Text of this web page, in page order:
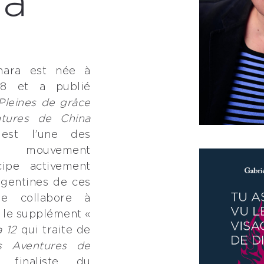
est née à
et a publié
de grâce
de China
l’une des
activement
de ces
collabore à
supplément «
12qui traite de
Aventures de